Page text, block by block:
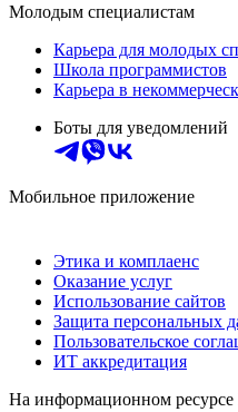
Молодым специалистам
Карьера для молодых
Школа программистов
Карьера в
Боты для уведомлений
Мобильное приложение
Этика и комплаенс
Оказание услуг
Использование сайтов
Защита персональных
Пользовательское
ИТ аккредитация
На информационном ресурсе